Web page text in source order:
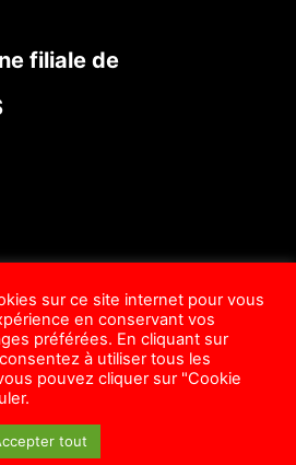
filiale de
SUIVRE
2022-2026
sur ce site internet pour vous
en conservant vos
préférées. En cliquant sur
à utiliser tous les
pouvez cliquer sur "Cookie
tout